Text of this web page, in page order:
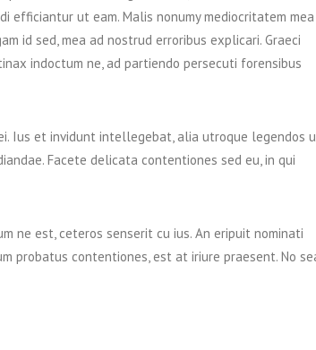
efficiantur ut eam. Malis nonumy mediocritatem mea
id sed, mea ad nostrud erroribus explicari. Graeci
indoctum ne, ad partiendo persecuti forensibus
Ius et invidunt intellegebat, alia utroque legendos
Facete delicata contentiones sed eu, in qui
ne est, ceteros senserit cu ius. An eripuit nominati
probatus contentiones, est at iriure praesent. No